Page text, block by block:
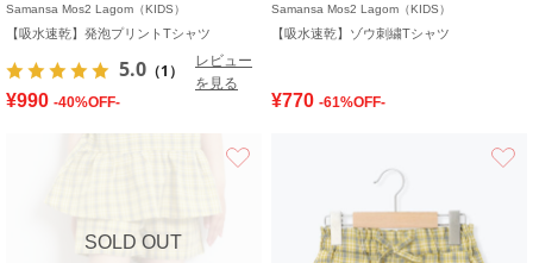
Samansa Mos2 Lagom（KIDS）
【吸水速乾】発泡プリントTシャツ
5.0 （1）
レビュー
を見る
¥990 -40%OFF-
Samansa Mos2 Lagom（KIDS）
【吸水速乾】ゾウ刺繍Tシャツ
¥770 -61%OFF-
SOLD OUT